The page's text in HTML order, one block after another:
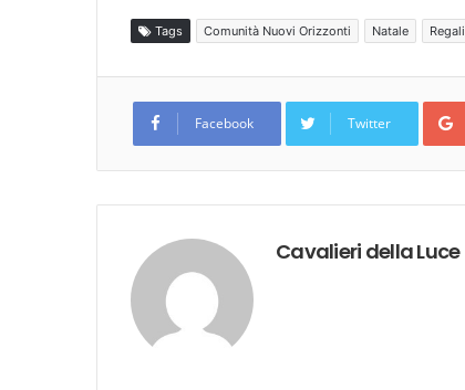
Tags Comunità Nuovi Orizzonti Natale Regali
Facebook Twitter
Cavalieri della Luce